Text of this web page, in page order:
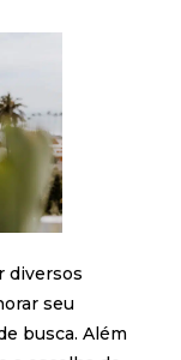
diversos
seu
busca. Além